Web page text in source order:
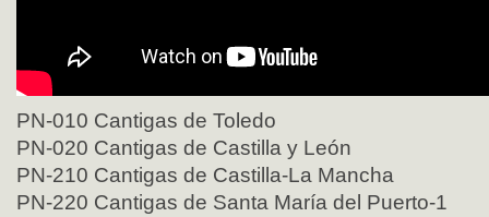
PN-010 Cantigas de Toledo
PN-020 Cantigas de Castilla y León
PN-210 Cantigas de Castilla-La Mancha
PN-220 Cantigas de Santa María del Puerto-1